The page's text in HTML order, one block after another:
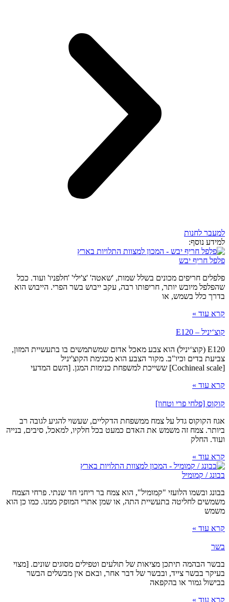
למעבר לחנות
למידע נוסף:
פלפל חריף יבש
פלפלים חריפים מכונים בשלל שמות, 'שאטה' 'צ'ילי' 'חלפניו' ועוד. ככל
שהפלפל מיובש יותר, חריפותו רבה, עקב ייבוש בשר הפרי. הייבוש הוא
בדרך כלל בשמש, או
קרא עוד »
קוצ‘יניל – E120
E120 (קוצ‘יניל) הוא צבע מאכל אדום שמשתמשים בו בתעשיית המזון,
צביעת בדים וכיו"ב. מקור הצבע הוא מכנימת הקוצ'יניל
[Cochineal scale] ששייכת למשפחת כנימות המגן. [השם המדעי
קרא עוד »
קוקוס [פלחי פרי וטחון]
אגוז הקוקוס גדל על צמח ממשפחת הדקליים, שעשוי להגיע לגובה רב
ביותר. צמח זה משמש את האדם כמעט בכל חלקיו, למאכל, סיבים, בנייה
ועוד. החלק
קרא עוד »
בבונג / קמומיל
בבונג ובשמו הלועזי "קמומיל", הוא צמח בר ריחני חד שנתי. פרחי הצמח
משמשים לחליטה בתעשיית התה, או שמן אתרי המופק ממנו. כמו כן הוא
משמש
קרא עוד »
בשר
בבשר הבהמה תיתכן מציאות של תולעים וטפילים מסוגים שונים. [מצוי
בעיקר בבשר צייד, ובבשר של דבר אחר, ובאם אין מבשלים הבשר
בבישול גמור או בהקפאה
קרא עוד »